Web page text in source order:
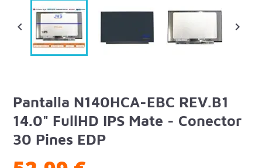
 
Pantalla N140HCA-EBC REV.B1
14.0" FullHD IPS Mate - Conector
30 Pines EDP